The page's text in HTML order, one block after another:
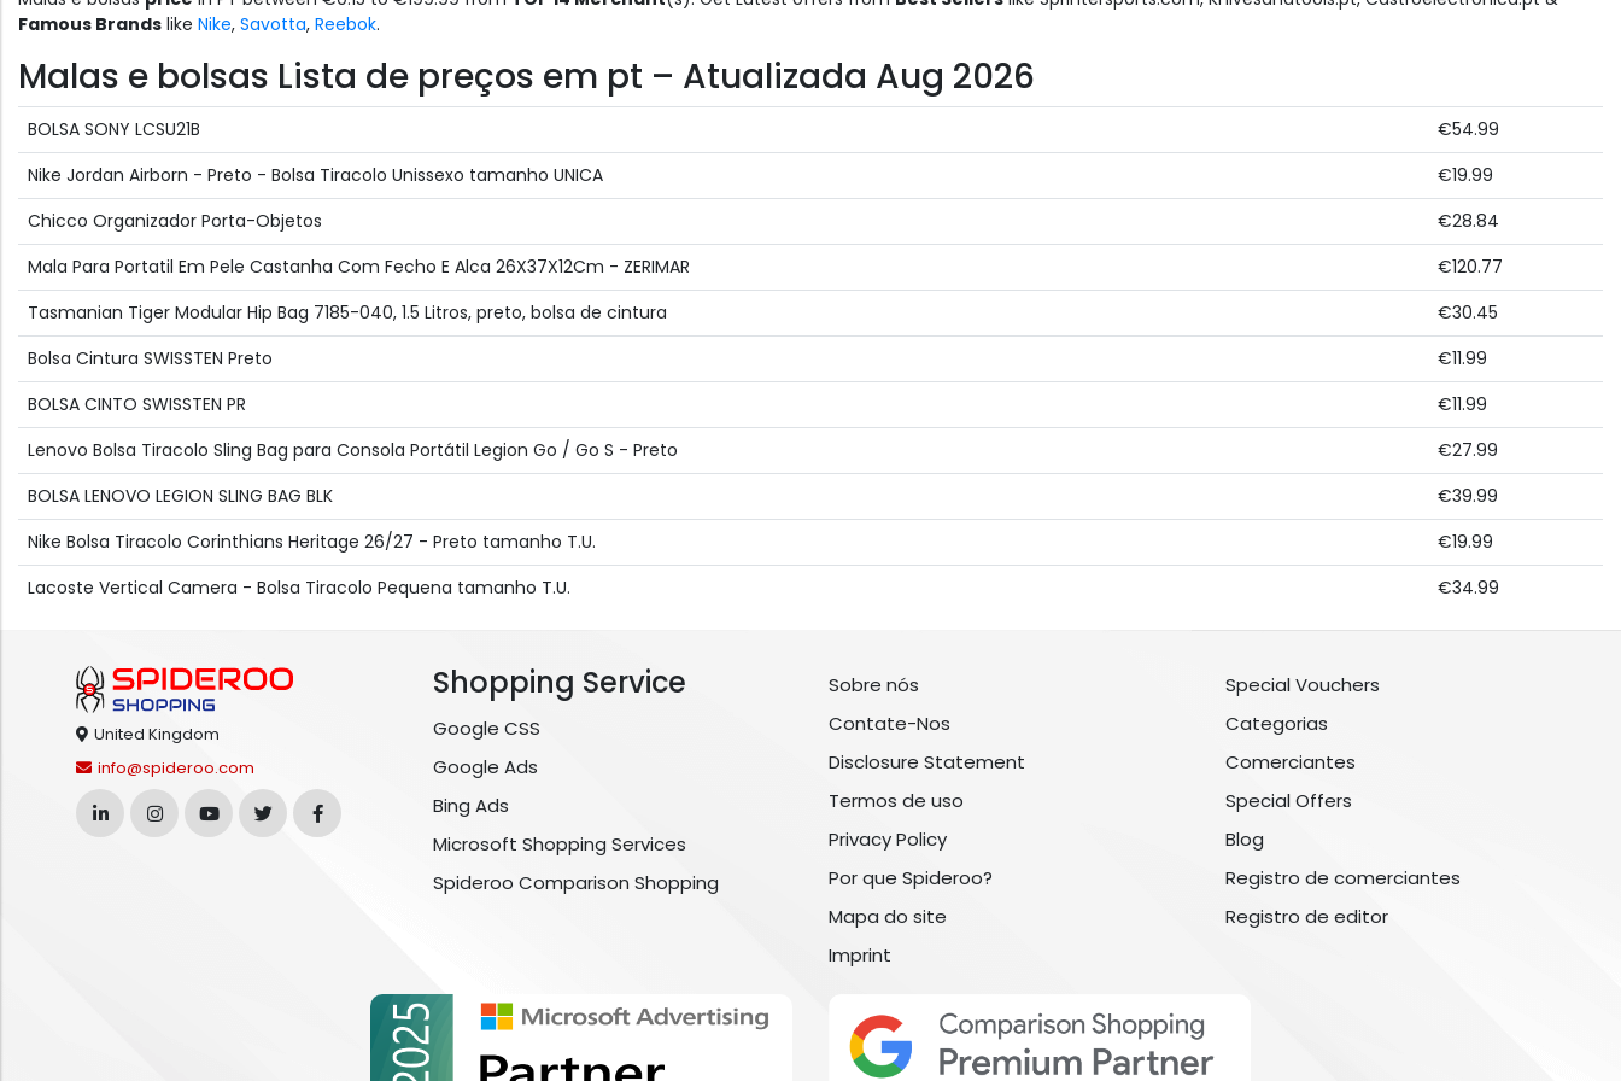
Famous Brands like Nike, Savotta, Reebok.
Malas e bolsas Lista de preços em pt – Atualizada Aug 2026
BOLSA SONY LCSU21B
€54.99
Nike Jordan Airborn - Preto - Bolsa Tiracolo Unissexo tamanho UNICA
€19.99
Chicco Organizador Porta-Objetos
€28.84
Mala Para Portatil Em Pele Castanha Com Fecho E Alca 26X37X12Cm - ZERIMAR
€120.77
Tasmanian Tiger Modular Hip Bag 7185-040, 1.5 Litros, preto, bolsa de cintura
€30.45
Bolsa Cintura SWISSTEN Preto
€11.99
BOLSA CINTO SWISSTEN PR
€11.99
Lenovo Bolsa Tiracolo Sling Bag para Consola Portátil Legion Go / Go S - Preto
€27.99
BOLSA LENOVO LEGION SLING BAG BLK
€39.99
Nike Bolsa Tiracolo Corinthians Heritage 26/27 - Preto tamanho T.U.
€19.99
Lacoste Vertical Camera - Bolsa Tiracolo Pequena tamanho T.U.
€34.99
United Kingdom
info@spideroo.com
Shopping Service
Google CSS
Google Ads
Bing Ads
Microsoft Shopping Services
Spideroo Comparison Shopping
Sobre nós
Contate-Nos
Disclosure Statement
Termos de uso
Privacy Policy
Por que Spideroo?
Mapa do site
Imprint
Special Vouchers
Categorias
Comerciantes
Special Offers
Blog
Registro de comerciantes
Registro de editor